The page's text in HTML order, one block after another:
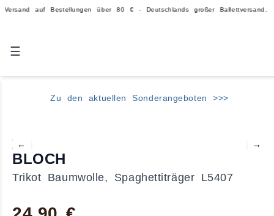
auf Bestellungen über 80 € - Deutschlands großer Ballettversand.
☰
Zu den aktuellen Sonderangeboten >>>
← →
BLOCH
Trikot Baumwolle, Spaghettiträger L5407